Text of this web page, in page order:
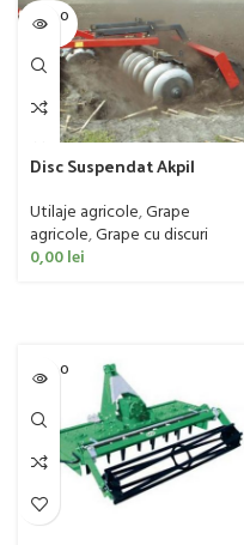
SOLD O
UT
Disc Suspendat Akpil
Utilaje agricole,Grape
agricole,Grape cu discuri
0,00lei
SOLD O
UT